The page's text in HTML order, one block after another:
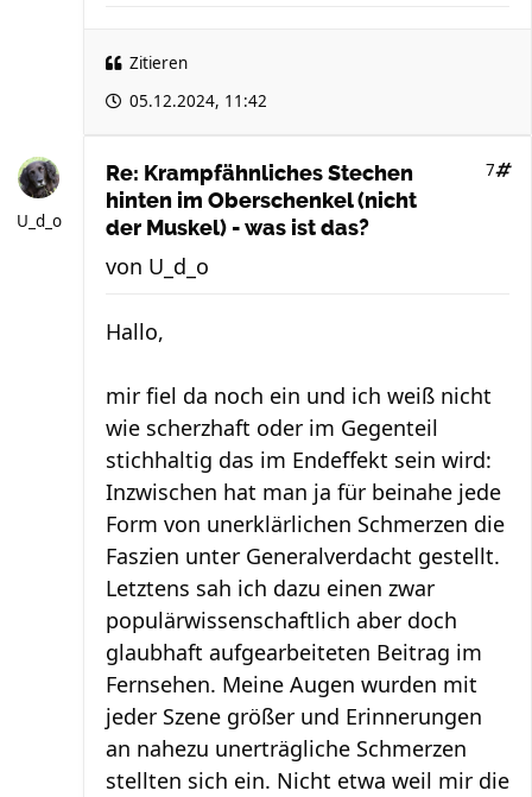
Zitieren
05.12.2024, 11:42
U_d_o
Re: Krampfähnliches Stechen
hinten im Oberschenkel (nicht
der Muskel) - was ist das?
7
von U_d_o
Hallo,
mir fiel da noch ein und ich weiß nicht
wie scherzhaft oder im Gegenteil
stichhaltig das im Endeffekt sein wird:
Inzwischen hat man ja für beinahe jede
Form von unerklärlichen Schmerzen die
Faszien unter Generalverdacht gestellt.
Letztens sah ich dazu einen zwar
populärwissenschaftlich aber doch
glaubhaft aufgearbeiteten Beitrag im
Fernsehen. Meine Augen wurden mit
jeder Szene größer und Erinnerungen
an nahezu unerträgliche Schmerzen
stellten sich ein. Nicht etwa weil mir die